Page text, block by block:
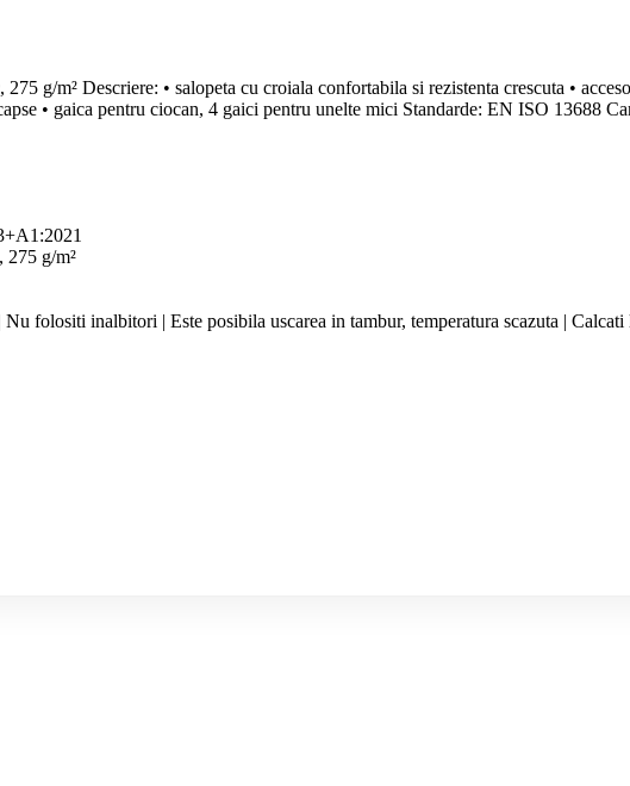
g/m² Descriere: • salopeta cu croiala confortabila si rezistenta crescuta •
• gaica pentru ciocan, 4 gaici pentru unelte mici Standarde: EN ISO 13688
275 g/m²
Nu folositi inalbitori | Este posibila uscarea in tambur, temperatura scazuta |